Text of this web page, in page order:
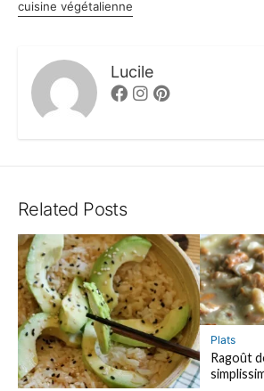
cuisine végétalienne
Lucile
FacebookInstagram
Pinterest
Related Posts
Plats
Ragoût